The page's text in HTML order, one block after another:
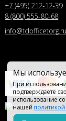
Мы
При
подтверждаете
использование
нашей
+7 (495) 212-12-39
8 (800) 555-80-68
info@tdofficetorg.ru